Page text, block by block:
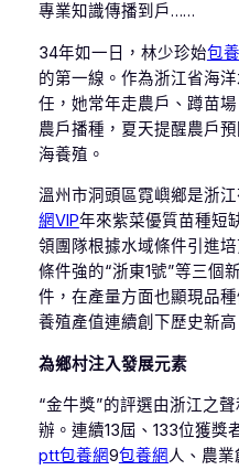
專業知識傳播到戶……
34年如一日，林少珍始包
的第一線。作為浙江省海
任，她常年走農戶、蹲苗
農戶播種，夏天提醒農戶
海養殖。
溫州市洞頭區霓嶼鄉是浙
網VIP年來紫菜優質苗種短
領團隊根據水域條件引進
條件強的“浙東1號”等三個
件，在產量方面也顯現品
養殖產值連續創下歷史新高
為鄉村注入發展元素
“金牛獎”的評選由浙江之
辦。連續13屆、133位獲獎
ptt包養網9包養網人、農